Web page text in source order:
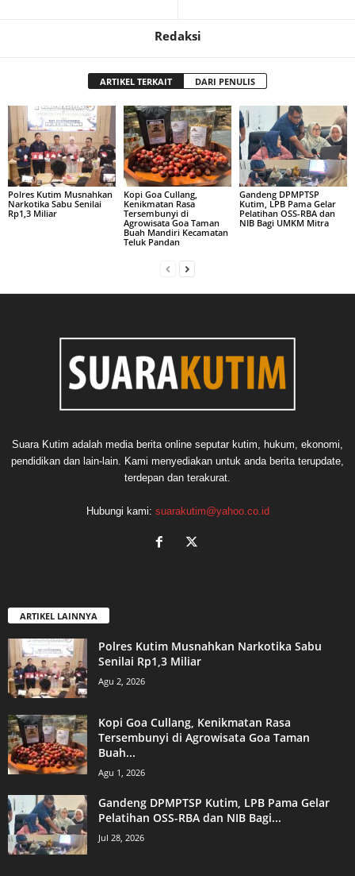
Redaksi
ARTIKEL TERKAIT DARI PENULIS
Polres Kutim Musnahkan
Narkotika Sabu Senilai
Rp1,3 Miliar
Kopi Goa Cullang,
Kenikmatan Rasa
Tersembunyi di
Agrowisata Goa Taman
Buah Mandiri Kecamatan
Teluk Pandan
Gandeng DPMPTSP
Kutim, LPB Pama Gelar
Pelatihan OSS-RBA dan
NIB Bagi UMKM Mitra
Suara Kutim adalah media berita online seputar kutim, hukum, ekonomi,
pendidikan dan lain-lain. Kami menyediakan untuk anda berita terupdate,
terdepan dan terakurat.
Hubungi kami: suarakutim@yahoo.co.id
ARTIKEL LAINNYA
Polres Kutim Musnahkan Narkotika Sabu
Senilai Rp1,3 Miliar
Agu 2, 2026
Kopi Goa Cullang, Kenikmatan Rasa
Tersembunyi di Agrowisata Goa Taman
Buah...
Agu 1, 2026
Gandeng DPMPTSP Kutim, LPB Pama Gelar
Pelatihan OSS-RBA dan NIB Bagi...
Jul 28, 2026